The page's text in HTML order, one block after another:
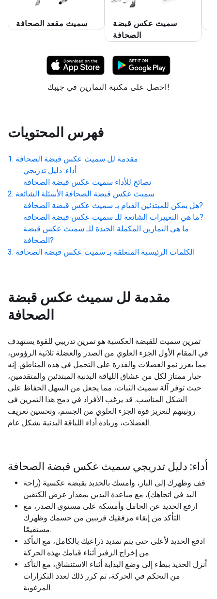
سميث مقعد الصحافة
سميث عكس قبضة
الصحافة
احصل على مكتبة التمارين في جيبك!
فهرس المحتويات
مقدمة لل سميث عكس قبضة الصحافة
أداء: دليل تدريجي
نصائح للأداء سميث عكس قبضة الصحافة
سميث عكس قبضة الصحافة الأسئلة الشائعة
هل يمكن للمبتدئين القيام بـ سميث عكس قبضة الصحافة
?
ما هي التغييرات الشائعة للـ سميث عكس قبضة الصحافة
?
ما هي التمارين المكملة الجيدة للـ سميث عكس قبضة
الصحافة?
الكلمات الرئيسية المتعلقة بـ سميث عكس قبضة الصحافة
مقدمة لل سميث عكس قبضة
الصحافة
تمرين سميث للقبضة العكسية هو تمرين تدريبي للقوة يستهدف
في المقام الأول الجزء العلوي من الصدر والعضلة ثلاثية الرؤوس،
مما يعزز نمو العضلات والقدرة على التحمل في هذه المناطق. إنه
خيار ممتاز لكل من عشاق اللياقة البدنية المبتدئين والمتقدمين،
حيث توفر آلة سميث الثبات، مما يجعل من السهل الحفاظ على
الشكل المناسب. قد يرغب الأفراد في دمج هذا التمرين في
روتينهم لتعزيز قوة الجزء العلوي من الجسم، وتحسين تعريف
العضلات، وزيادة أداء اللياقة البدنية بشكل عام.
أداء: دليل تدريجي سميث عكس قبضة الصحافة
قف وظهرك إلى البار، وأمسك بالحديد بقبضة عكسية (راحة
اليد في اتجاهك)، مع مباعدة اليدين بمقدار عرض الكتفين.
ارفع الحديد عن الحامل وأمسكه على مستوى الصدر، مع
التأكد من إبقاء مرفقيك قريبين من جسمك وظهرك
مستقيمًا.
ادفع الحديد لأعلى حتى يتم تمديد ذراعيك بالكامل، مع التأكد
من إخراج الزفير أثناء قيامك بهذه الحركة.
أنزل الحديد ببطء إلى وضع البداية أثناء الاستنشاق، مع التأكد
من التحكم في الحركة، ثم كرر ذلك لعدد التكرارات
المرغوبة.